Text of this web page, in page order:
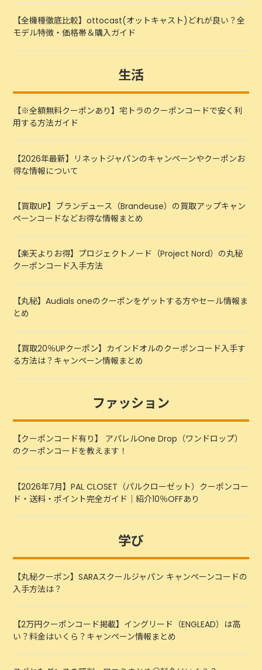
【全機種徹底比較】ottocast(オットキャスト)どれが良い？全
モデル特徴・価格帯＆購入ガイド
生活
【※全額無料クーポンあり】宅トラのクーポンコードで安く利
用する方法ガイド
【2026年最新】リネットジャパンのキャンペーンやクーポンお
得な情報について
【買取UP】ブランデュース（Brandeuse）の買取アップキャン
ペーンコードなどお得な情報まとめ
【楽天よりお得】プロジェクトノード（Project Nord）の丸秘
クーポンコード入手方法
【丸秘】Audials oneのクーポンをゲットする方やセール情報ま
とめ
【買取20％UPクーポン】カインドオルのクーポンコード入手す
る方法は？キャンペーン情報まとめ
ファッション
【クーポンコード有り】 アパレルOne Drop（ワンドロップ）
のクーポンコードを教えます！
【2026年7月】PAL CLOSET（パルクローゼット）クーポンコー
ド・送料・ポイント完全ガイド｜紹介10％OFFあり
学び
【丸秘クーポン】SARAスクールジャパン キャンペーンコードの
入手方法は？
【2万円クーポンコード掲載】イングリード（ENGLEAD）は高
い？料金はいくら？キャンペーン情報まとめ